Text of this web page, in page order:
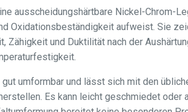
ausscheidungshärtbare Nickel-Chrom-
Oxidationsbeständigkeit aufweist. Sie
Zähigkeit und Duktilität nach der
umformbar und lässt sich mit den
Es kann leicht geschmiedet oder